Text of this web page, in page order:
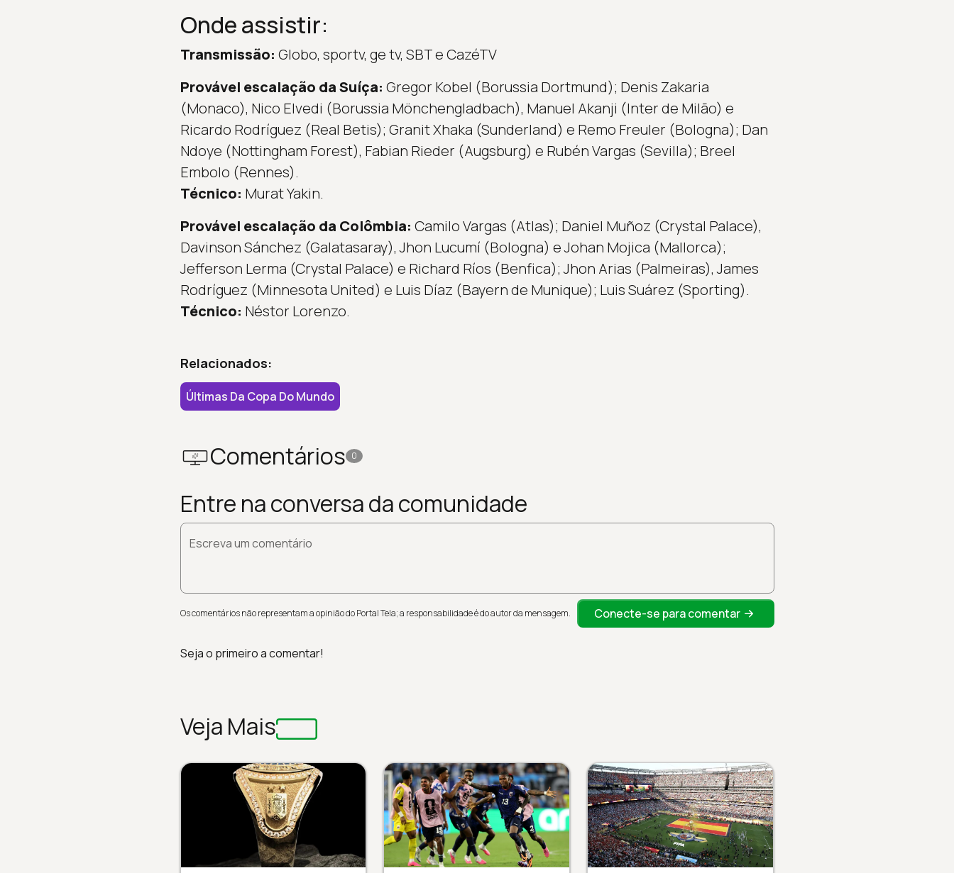
Onde assistir:
Transmissão: Globo, sportv, ge tv, SBT e CazéTV
Provável escalação da Suíça: Gregor Kobel (Borussia Dortmund); Denis Zakaria
(Monaco), Nico Elvedi (Borussia Mönchengladbach), Manuel Akanji (Inter de Milão) e
Ricardo Rodríguez (Real Betis); Granit Xhaka (Sunderland) e Remo Freuler (Bologna); Dan
Ndoye (Nottingham Forest), Fabian Rieder (Augsburg) e Rubén Vargas (Sevilla); Breel
Embolo (Rennes).
Técnico: Murat Yakin.
Provável escalação da Colômbia: Camilo Vargas (Atlas); Daniel Muñoz (Crystal Palace),
Davinson Sánchez (Galatasaray), Jhon Lucumí (Bologna) e Johan Mojica (Mallorca);
Jefferson Lerma (Crystal Palace) e Richard Ríos (Benfica); Jhon Arias (Palmeiras), James
Rodríguez (Minnesota United) e Luis Díaz (Bayern de Munique); Luis Suárez (Sporting).
Técnico: Néstor Lorenzo.
Relacionados:
Últimas Da Copa Do Mundo
Comentários 0
Entre na conversa da comunidade
Escreva um comentário
Os comentários não representam a opinião do Portal Tela; a responsabilidade é do autor da mensagem. Conecte-se para comentar
Seja o primeiro a comentar!
Veja Mais